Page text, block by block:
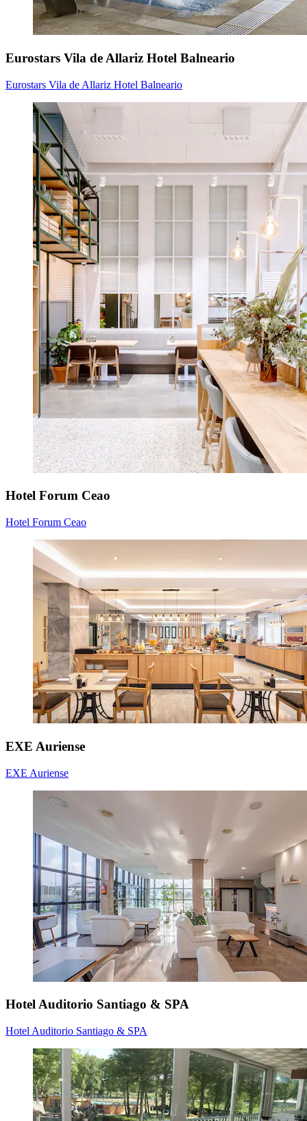
Eurostars Vila de Allariz Hotel Balneario
Eurostars Vila de Allariz Hotel Balneario
Hotel Forum Ceao
Hotel Forum Ceao
EXE Auriense
EXE Auriense
Hotel Auditorio Santiago & SPA
Hotel Auditorio Santiago & SPA